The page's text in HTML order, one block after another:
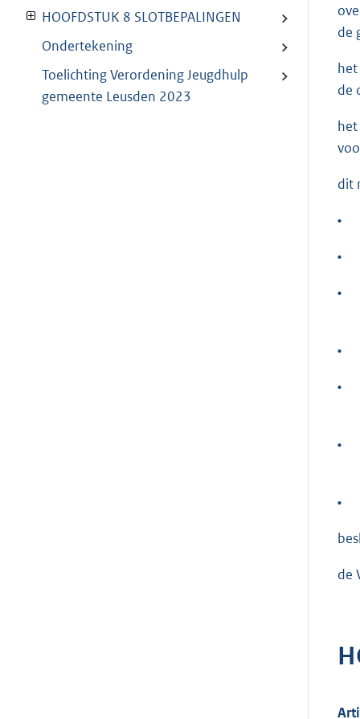
HOOFDSTUK 8 SLOTBEPALINGEN
Ondertekening
Toelichting Verordening Jeugdhulp
gemeente Leusden 2023
de
de
dit
•
•
•
•
•
•
•
de